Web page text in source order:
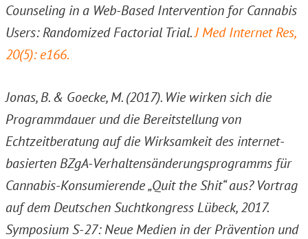
Counseling in a Web-Based Intervention for Cannabis
Users: Randomized Factorial Trial.J Med Internet Res,
20(5): e166.
Jonas, B. & Goecke, M. (2017). Wie wirken sich die
Programmdauer und die Bereitstellung von
Echtzeitberatung auf die Wirksamkeit des internet-
basierten BZgA-Verhaltensänderungsprogramms für
Cannabis-Konsumierende „Quit the Shit“ aus? Vortrag
auf dem Deutschen Suchtkongress Lübeck, 2017.
Symposium S-27: Neue Medien in der Prävention und